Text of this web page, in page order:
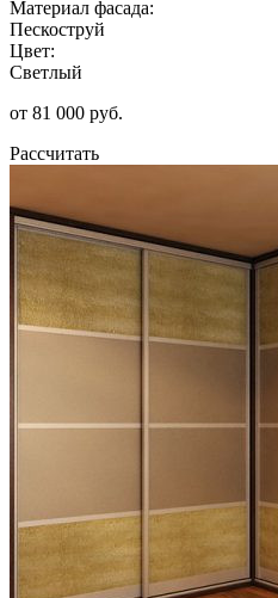
Материал фасада:
Пескоструй
Цвет:
Светлый
от 81 000 руб.
Рассчитать